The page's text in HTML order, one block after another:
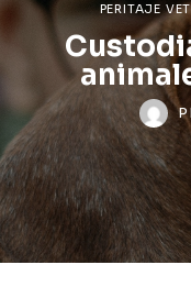
PERITAJE